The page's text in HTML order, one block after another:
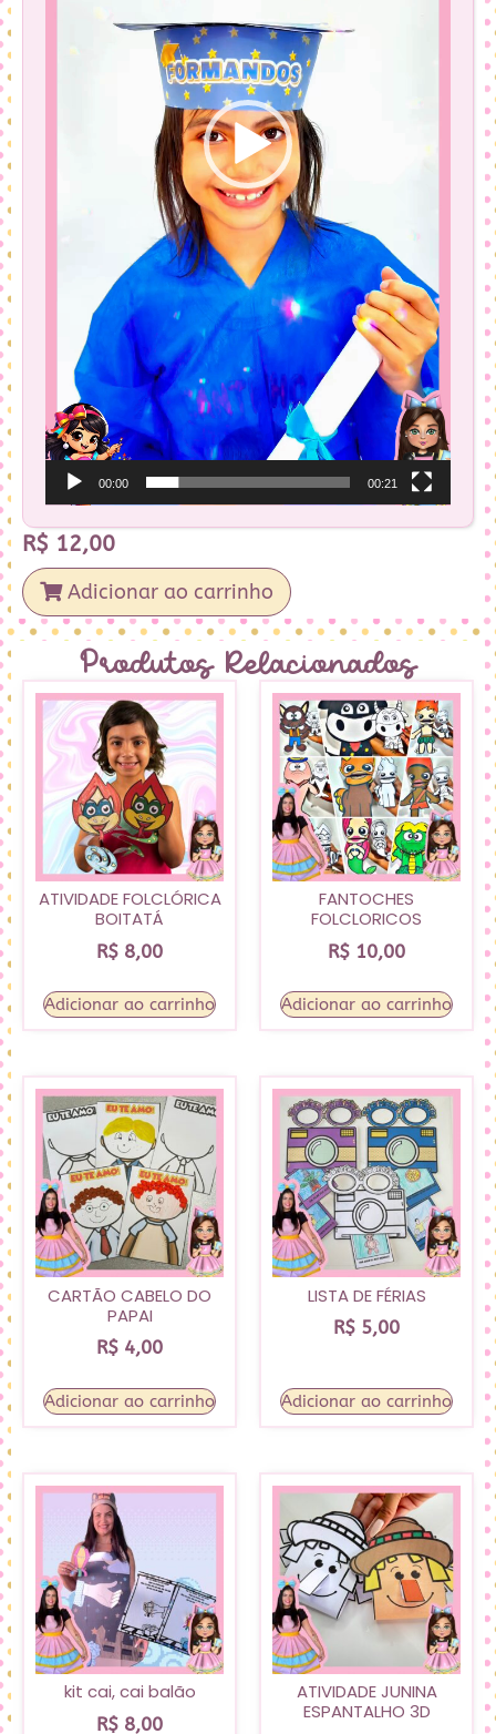
00:00 00:21
R$ 12,00
Adicionar ao carrinho
Produtos Relacionados
ATIVIDADE FOLCLÓRICA
BOITATÁ
R$ 8,00
Adicionar ao carrinho
FANTOCHES
FOLCLORICOS
R$ 10,00
Adicionar ao carrinho
CARTÃO CABELO DO
PAPAI
R$ 4,00
Adicionar ao carrinho
LISTA DE FÉRIAS
R$ 5,00
Adicionar ao carrinho
kit cai, cai balão
R$ 8,00
ATIVIDADE JUNINA
ESPANTALHO 3D